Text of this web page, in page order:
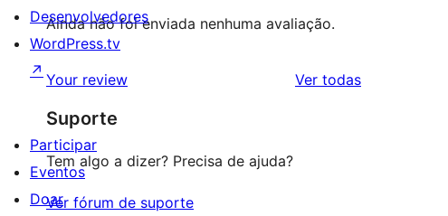
Ainda não foi enviada nenhuma avaliação.
Your review Ver todasavaliações
Suporte
Tem algo a dizer? Precisa de ajuda?
Ver fórum de suporte
Desenvolvedores
WordPress.tv
↗
Participar
Eventos
Doar